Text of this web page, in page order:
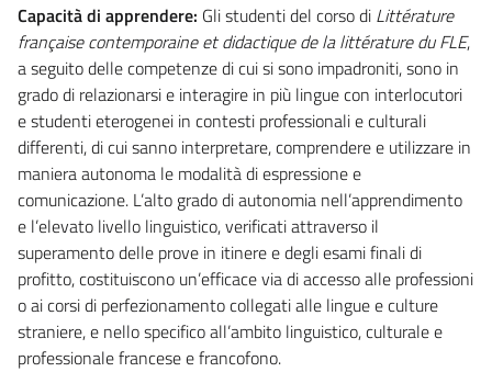
Capacità di apprendere: Gli studenti del corso di Littérature
française contemporaine et didactique de la littérature du FLE,
a seguito delle competenze di cui si sono impadroniti, sono in
grado di relazionarsi e interagire in più lingue con interlocutori
e studenti eterogenei in contesti professionali e culturali
differenti, di cui sanno interpretare, comprendere e utilizzare in
maniera autonoma le modalità di espressione e
comunicazione. L’alto grado di autonomia nell’apprendimento
e l’elevato livello linguistico, verificati attraverso il
superamento delle prove in itinere e degli esami finali di
profitto, costituiscono un’efficace via di accesso alle professioni
o ai corsi di perfezionamento collegati alle lingue e culture
straniere, e nello specifico all’ambito linguistico, culturale e
professionale francese e francofono.